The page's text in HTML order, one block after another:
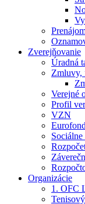
Zverejňovanie
Úradná
Zmluvy,
Verejné
Profil
VZN
Organizácie
1. OFC